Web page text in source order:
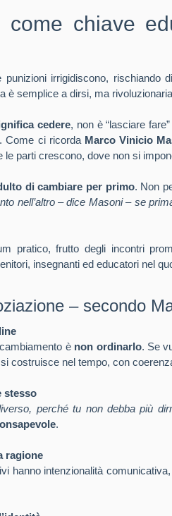
come chiave
irrigidiscono, rischiando
è semplice a dirsi, ma
cedere, non è “lasciare
Come ci ricorda Marco Vinicio
le parti crescono, dove non si
di cambiare per primo. Non
nell’altro – dice Masoni – se
pratico, frutto degli incontri
insegnanti ed educatori nel
– secondo
è non ordinarlo. Se
si costruisce nel tempo, con
stesso
perché tu non debba più
.
ragione
hanno intenzionalità